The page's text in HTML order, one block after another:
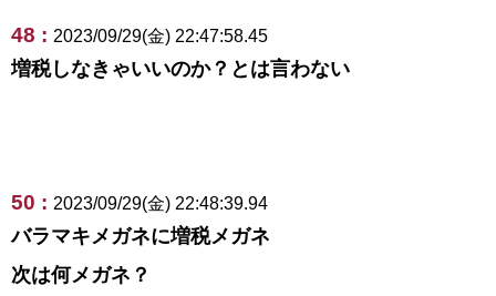
48 : 2023/09/29(金) 22:47:58.45
増税しなきゃいいのか？とは言わない
50 : 2023/09/29(金) 22:48:39.94
バラマキメガネに増税メガネ
次は何メガネ？